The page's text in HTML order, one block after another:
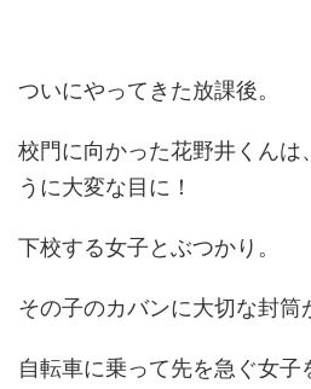
ついにやってきた放課後。
校門に向かった花野井くんは
うに大変な目に！
下校する女子とぶつかり。
その子のカバンに大切な封筒
自転車に乗って先を急ぐ女